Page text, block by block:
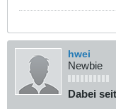
hwei
Newbie
Dabei